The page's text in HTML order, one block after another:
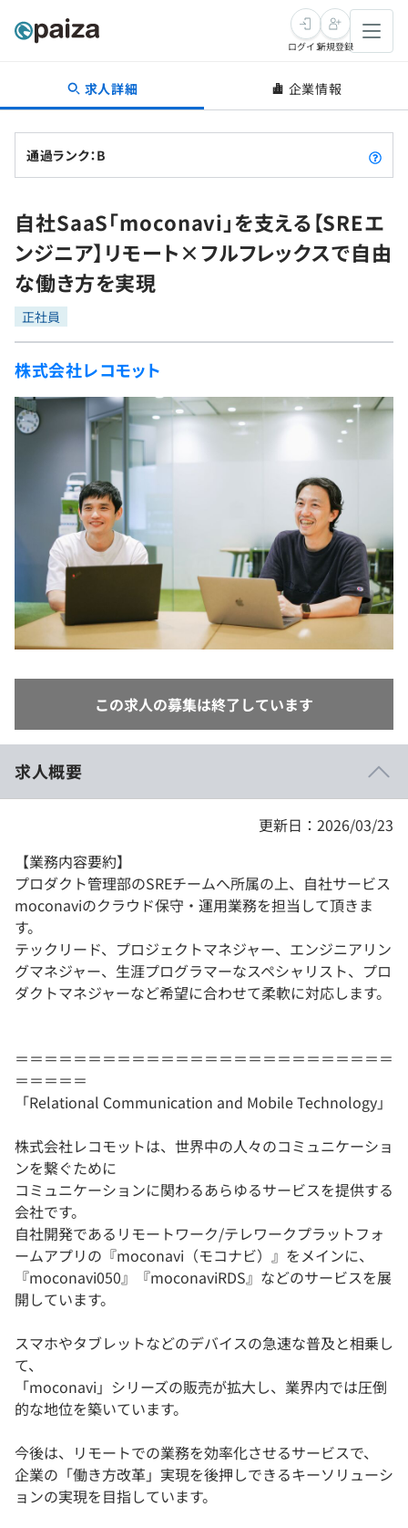
転職・キャリア
転職成功ガイド
転職エージェント
インタビュー
転職成功ガイド
新卒就活
求人検索
本選考
インターン
新卒エージェント
イベント・セミナー
就活成功ガイド
学習
問題集
4択課題
ナレッジ
個人向けプラン
法人向けプラン
学校向けプラン
プログラミング言語
評価結果一覧
ゲーム・マンガ
Tech Team Journal
paizaとは？
ログイン新規登録
求人詳細 企業情報
通過ランク：B
自社SaaS「moconavi」を支える【SREエ
ンジニア】リモート×フルフレックスで自由
な働き方を実現
正社員
株式会社レコモット
この求人の募集は終了しています
求人概要
更新日：2026/03/23
【業務内容要約】
プロダクト管理部のSREチームへ所属の上、自社サービス
moconaviのクラウド保守・運用業務を担当して頂きま
す。
テックリード、プロジェクトマネジャー、エンジニアリン
グマネジャー、生涯プログラマーなスペシャリスト、プロ
ダクトマネジャーなど希望に合わせて柔軟に対応します。
＝＝＝＝＝＝＝＝＝＝＝＝＝＝＝＝＝＝＝＝＝＝＝＝＝＝
＝＝＝＝＝
「Relational Communication and Mobile Technology」
株式会社レコモットは、世界中の人々のコミュニケーショ
ンを繋ぐために
コミュニケーションに関わるあらゆるサービスを提供する
会社です。
自社開発であるリモートワーク/テレワークプラットフォ
ームアプリの『moconavi（モコナビ）』をメインに、
『moconavi050』『moconaviRDS』などのサービスを展
開しています。
スマホやタブレットなどのデバイスの急速な普及と相乗し
て、
「moconavi」シリーズの販売が拡大し、業界内では圧倒
的な地位を築いています。
今後は、リモートでの業務を効率化させるサービスで、
企業の「働き方改革」実現を後押しできるキーソリューシ
ョンの実現を目指しています。